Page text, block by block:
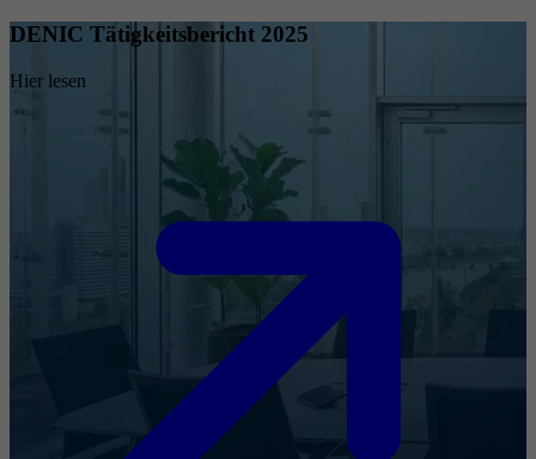
DENIC Tätigkeitsbericht 2025
Hier lesen